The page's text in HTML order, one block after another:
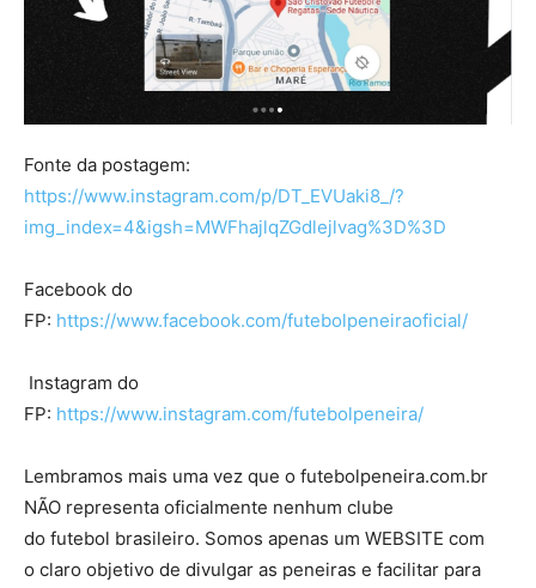
Fonte da postagem:
https://www.instagram.com/p/DT_EVUaki8_/?
img_index=4&igsh=MWFhajlqZGdlejlvag%3D%3D
Facebook do
FP: https://www.facebook.com/futebolpeneiraoficial/
Instagram do
FP: https://www.instagram.com/futebolpeneira/
Lembramos mais uma vez que o futebolpeneira.com.br
NÃO representa oficialmente nenhum clube
do futebol brasileiro. Somos apenas um WEBSITE com
o claro objetivo de divulgar as peneiras e facilitar para